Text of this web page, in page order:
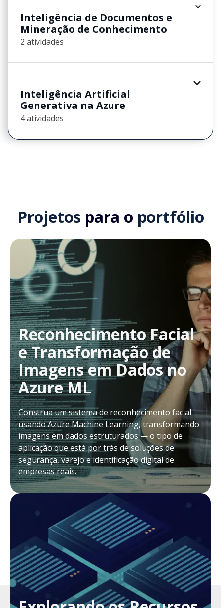
Inteligência de Documentos e
Mineração de Conhecimento
2 atividades
Inteligência Artificial
Generativa na Azure
4 atividades
Projetos para o portfólio
Reconhecimento Facial
e Transformação de
Imagens em Dados no
Azure ML
Construa um sistema de reconhecimento facial
usando Azure Machine Learning, transformando
imagens em dados estruturados — o tipo de
aplicação que está por trás de soluções de
segurança, varejo e identificação digital de
empresas reais.